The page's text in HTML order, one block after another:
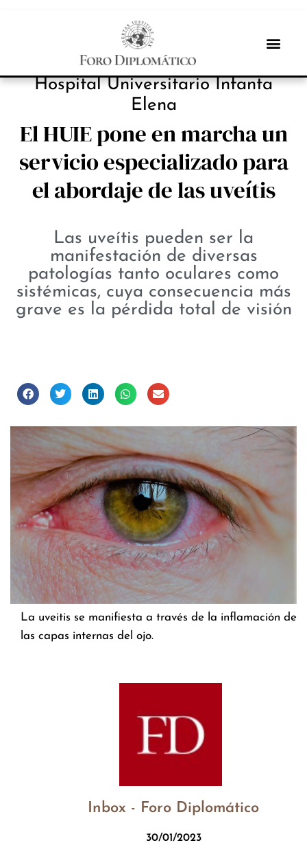
INBOX INTERNACIONAL
Hospital Universitario Infanta
Elena
El HUIE pone en marcha un
servicio especializado para
el abordaje de las uveítis
Las uveítis pueden ser la
manifestación de diversas
patologías tanto oculares como
sistémicas, cuya consecuencia más
grave es la pérdida total de visión
La uveitis se manifiesta a través de la inflamación de
las capas internas del ojo.
Inbox - Foro Diplomático
30/01/2023